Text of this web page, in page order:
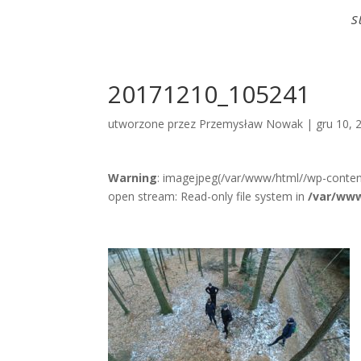
20171210_105241
utworzone przez Przemysław Nowak | gru 10,
Warning: imagejpeg(/var/www/html//wp-
open stream: Read-only file system in/var/